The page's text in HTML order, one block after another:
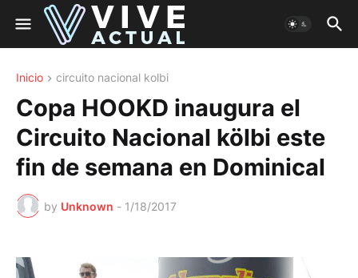
Inicio circuito nacional kolbi
Copa HOOKD inaugura el
Circuito Nacional kölbi este
fin de semana en Dominical
by Unknown - 1/18/2017